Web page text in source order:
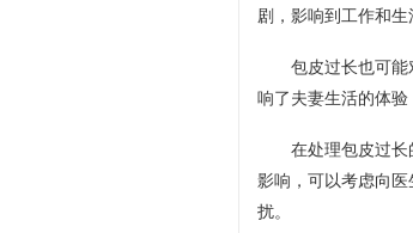
剧，影响到工作和生
包皮过长也可
响了夫妻生活的体验
在处理包皮过
影响，可以考虑向
扰。